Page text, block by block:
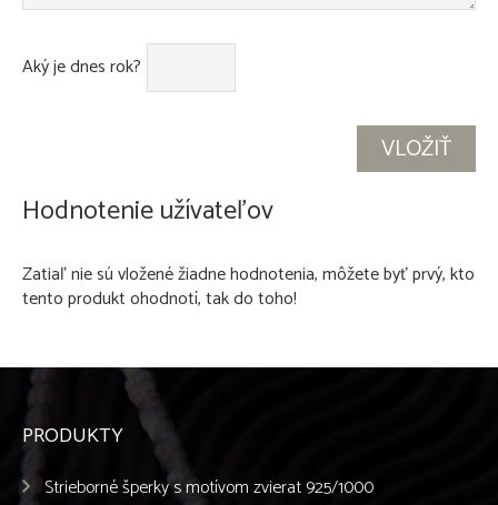
Aký je dnes rok?
Hodnotenie užívateľov
Zatiaľ nie sú vložené žiadne hodnotenia, môžete byť prvý, kto
tento produkt ohodnotí, tak do toho!
PRODUKTY
Strieborné šperky s motívom zvierat 925/1000